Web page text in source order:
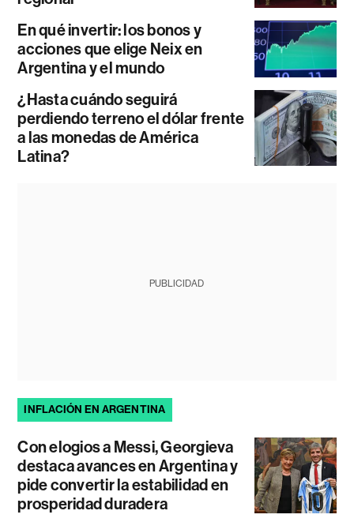
En qué invertir: los bonos y
acciones que elige Neix en
Argentina y el mundo
¿Hasta cuándo seguirá
perdiendo terreno el dólar frente
a las monedas de América
Latina?
PUBLICIDAD
INFLACIÓN EN ARGENTINA
Con elogios a Messi, Georgieva
destaca avances en Argentina y
pide convertir la estabilidad en
prosperidad duradera